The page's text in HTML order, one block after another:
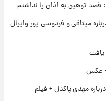
توهین به اذان را نداشتم
میثاقی و فردوسی پور وایرال
یافت
+ عکس
مهدی پاکدل + فیلم